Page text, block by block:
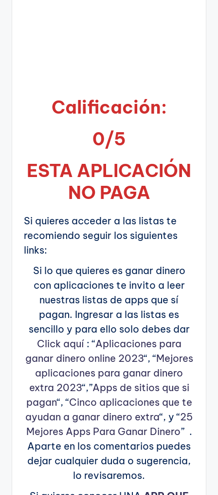
Calificación:
0/5
ESTA APLICACIÓN
NO PAGA
Si quieres acceder a las listas te
recomiendo seguir los siguientes
links:
Si lo que quieres es ganar dinero
con aplicaciones te invito a leer
nuestras listas de apps que sí
pagan. Ingresar a las listas es
sencillo y para ello solo debes dar
Click aquí: “Aplicaciones para
ganar dinero online 2023“, “Mejores
aplicaciones para ganar dinero
extra 2023“,”Apps de sitios que si
pagan“, “Cinco aplicaciones que te
ayudan a ganar dinero extra“, y “25
Mejores Apps Para Ganar Dinero” .
Aparte en los comentarios puedes
dejar cualquier duda o sugerencia,
lo revisaremos.